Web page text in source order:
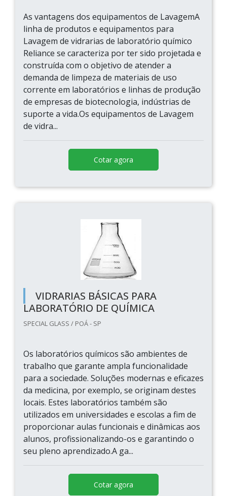
As vantagens dos equipamentos de LavagemA
linha de produtos e equipamentos para
Lavagem de vidrarias de laboratório químico
Reliance se caracteriza por ter sido projetada e
construída com o objetivo de atender a
demanda de limpeza de materiais de uso
corrente em laboratórios e linhas de produção
de empresas de biotecnologia, indústrias de
suporte a vida.Os equipamentos de Lavagem
de vidra...
Cotar agora
VIDRARIAS BÁSICAS PARA
LABORATÓRIO DE QUÍMICA
SPECIAL GLASS / POÁ - SP
Os laboratórios químicos são ambientes de
trabalho que garante ampla funcionalidade
para a sociedade. Soluções modernas e eficazes
da medicina, por exemplo, se originam destes
locais. Estes laboratórios também são
utilizados em universidades e escolas a fim de
proporcionar aulas funcionais e dinâmicas aos
alunos, profissionalizando-os e garantindo o
seu pleno aprendizado.A ga...
Cotar agora